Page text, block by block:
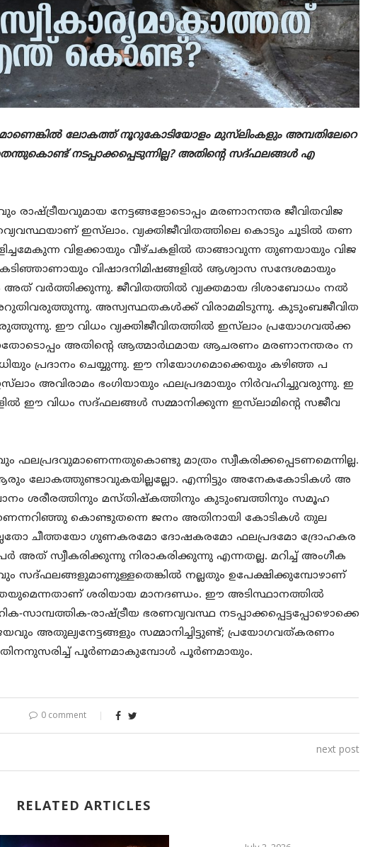
ലോകത്ത് നൂറുകോടിയോളം മുസ്‌ലിംകളും അമ്പതിലേറെ
നടപ്പാക്കപ്പെടുന്നില്ല? അതിന്റെ സദ്ഫലങ്ങൾ എ
രാഷ്ട്രീയവുമായ നേട്ടങ്ങളോടൊപ്പം മരണാനന്തര ജീവിതവിജ
ഇസ്‌ലാം. വ്യക്തിജീവിതത്തിലെ കൊടും ചൂടിൽ തണ
വിളക്കായും വീഴ്ചകളിൽ താങ്ങാവുന്ന തുണയായും വിജ
വിഷാദനിമിഷങ്ങളിൽ ആശ്വാസ സന്ദേശമായും
വർത്തിക്കുന്നു. ജീവിതത്തിൽ വ്യക്തമായ ദിശാബോധം നൽ
അസ്വസ്ഥതകൾക്ക് വിരാമമിടുന്നു. കുടുംബജീവിത
ഈ വിധം വ്യക്തിജീവിതത്തിൽ ഇസ്‌ലാം പ്രയോഗവൽക്ക
അതിന്റെ ആത്മാർഥമായ ആചരണം മരണാനന്തരം ന
പ്രദാനം ചെയ്യുന്നു. ഈ നിയോഗമൊക്കെയും കഴിഞ്ഞ പ
അവിരാമം ഭംഗിയായും ഫലപ്രദമായും നിർവഹിച്ചുവരുന്നു. ഇ
ഈ വിധം സദ്ഫലങ്ങൾ സമ്മാനിക്കുന്ന ഇസ്‌ലാമിന്റെ സജീവ
മാത്രം സ്വീകരിക്കപ്പെടണമെന്നില്ല.
ലോകത്തുണ്ടാവുകയില്ലല്ലോ. എന്നിട്ടും അനേകകോടികൾ അ
ശരീരത്തിനും മസ്തിഷ്കത്തിനും കുടുംബത്തിനും സമൂഹ
കൊണ്ടുതന്നെ ജനം അതിനായി കോടികൾ തുല
ചീത്തയോ ഗുണകരമോ ദോഷകരമോ ഫലപ്രദമോ ദ്രോഹകര
അത് സ്വീകരിക്കുന്നു നിരാകരിക്കുന്നു എന്നതല്ല. മറിച്ച് അംഗീക
സദ്ഫലങ്ങളുമാണുള്ളതെങ്കിൽ നല്ലതും ഉപേക്ഷിക്കുമ്പോഴാണ്
ശരിയായ മാനദണ്ഡം. ഈ അടിസ്ഥാനത്തിൽ
രാഷ്ട്രീയ ഭരണവ്യവസ്ഥ നടപ്പാക്കപ്പെട്ടപ്പോഴൊക്കെ
അതുല്യനേട്ടങ്ങളും സമ്മാനിച്ചിട്ടുണ്ട്; പ്രയോഗവത്കരണം
പൂർണമാകുമ്പോൾ പൂർണമായും.
0 comment
next post
RELATED ARTICLES